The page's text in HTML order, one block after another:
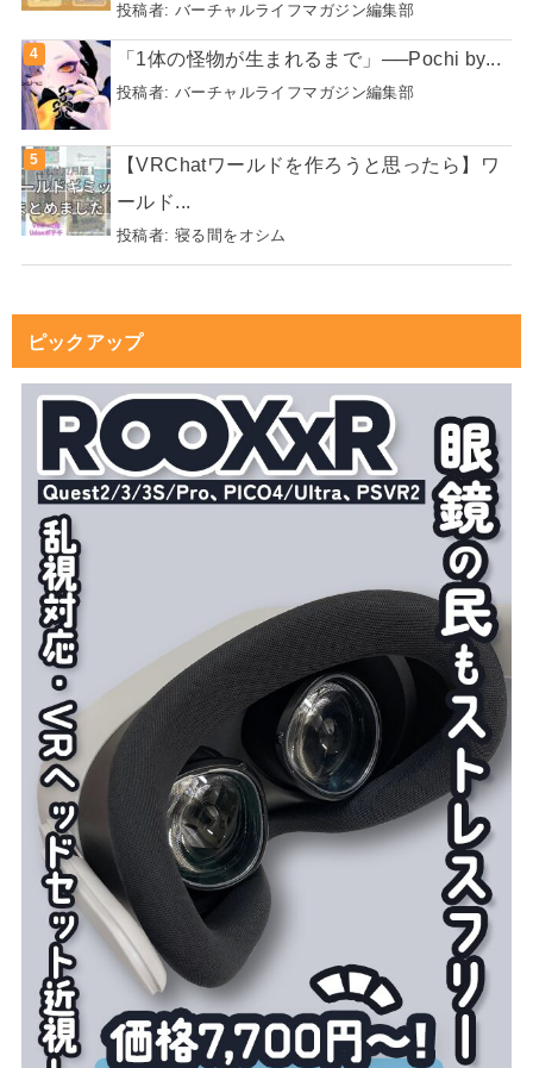
投稿者: バーチャルライフマガジン編集部
「1体の怪物が生まれるまで」──Pochi by...
投稿者: バーチャルライフマガジン編集部
【VRChatワールドを作ろうと思ったら】ワ
ールド...
投稿者: 寝る間をオシム
ピックアップ